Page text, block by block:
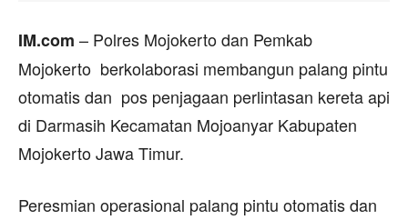
IM.com – Polres Mojokerto dan Pemkab
Mojokerto berkolaborasi membangun palang pintu
otomatis dan pos penjagaan perlintasan kereta api
di Darmasih Kecamatan Mojoanyar Kabupaten
Mojokerto Jawa Timur.
Peresmian operasional palang pintu otomatis dan